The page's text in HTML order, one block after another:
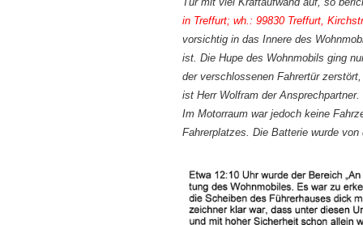
in Treffurt; wh.: 99830 Treffurt,
vorsichtig in das Innere des
ist. Die Hupe des Wohnmobils ging
der verschlossenen Fahrertür
ist Herr Wolfram der Ansprechpartner.
Im Motorraum war jedoch keine
Fahrerplatzes. Die Batterie wurde